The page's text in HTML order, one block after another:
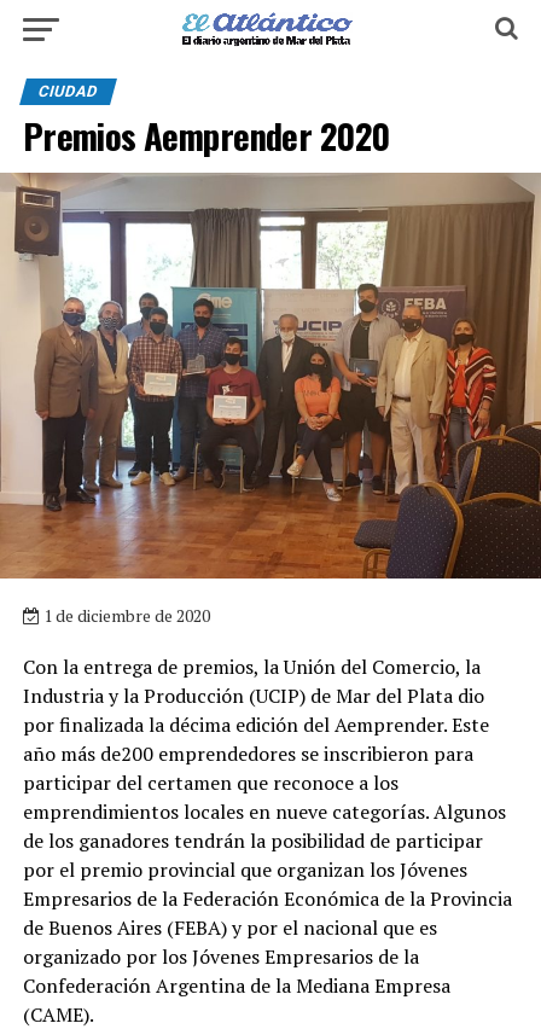
CIUDAD
Premios Aemprender 2020
1 de diciembre de 2020
Con la entrega de premios, la Unión del Comercio, la
Industria y la Producción (UCIP) de Mar del Plata dio
por finalizada la décima edición del Aemprender. Este
año más de200 emprendedores se inscribieron para
participar del certamen que reconoce a los
emprendimientos locales en nueve categorías. Algunos
de los ganadores tendrán la posibilidad de participar
por el premio provincial que organizan los Jóvenes
Empresarios de la Federación Económica de la Provincia
de Buenos Aires (FEBA) y por el nacional que es
organizado por los Jóvenes Empresarios de la
Confederación Argentina de la Mediana Empresa
(CAME).